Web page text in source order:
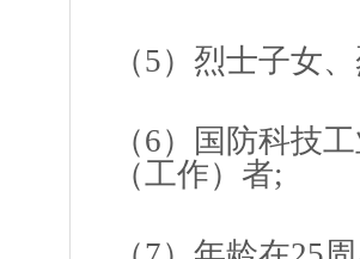
（5）烈士子女
（6）国防科技
（工作）者;